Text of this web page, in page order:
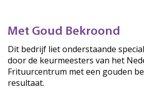
Met Goud Bekroond
Dit bedrijf liet onderstaande
door de keurmeesters van het
Frituurcentrum met een gouden
resultaat.